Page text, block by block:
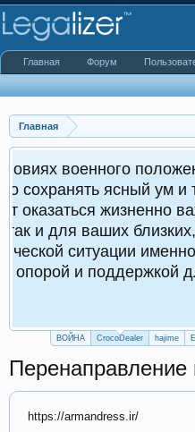
Главная
положения в Украине
ум и трезвость.
важным как для
близких, ведь в
именно вы можете
для
ВОЙНА CrocoDealer hajime
Перенаправление
https://armandress.ir/
Главная Форум